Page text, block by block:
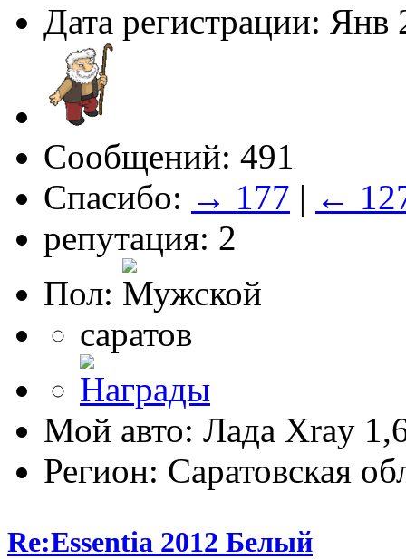
Дата регистрации: Янв
Сообщений: 491
Спасибо: → 177 | ←
репутация: 2
Пол:
саратов
Мой авто: Лада Xray
Регион: Саратовская
Re:Essentia 2012 Белый